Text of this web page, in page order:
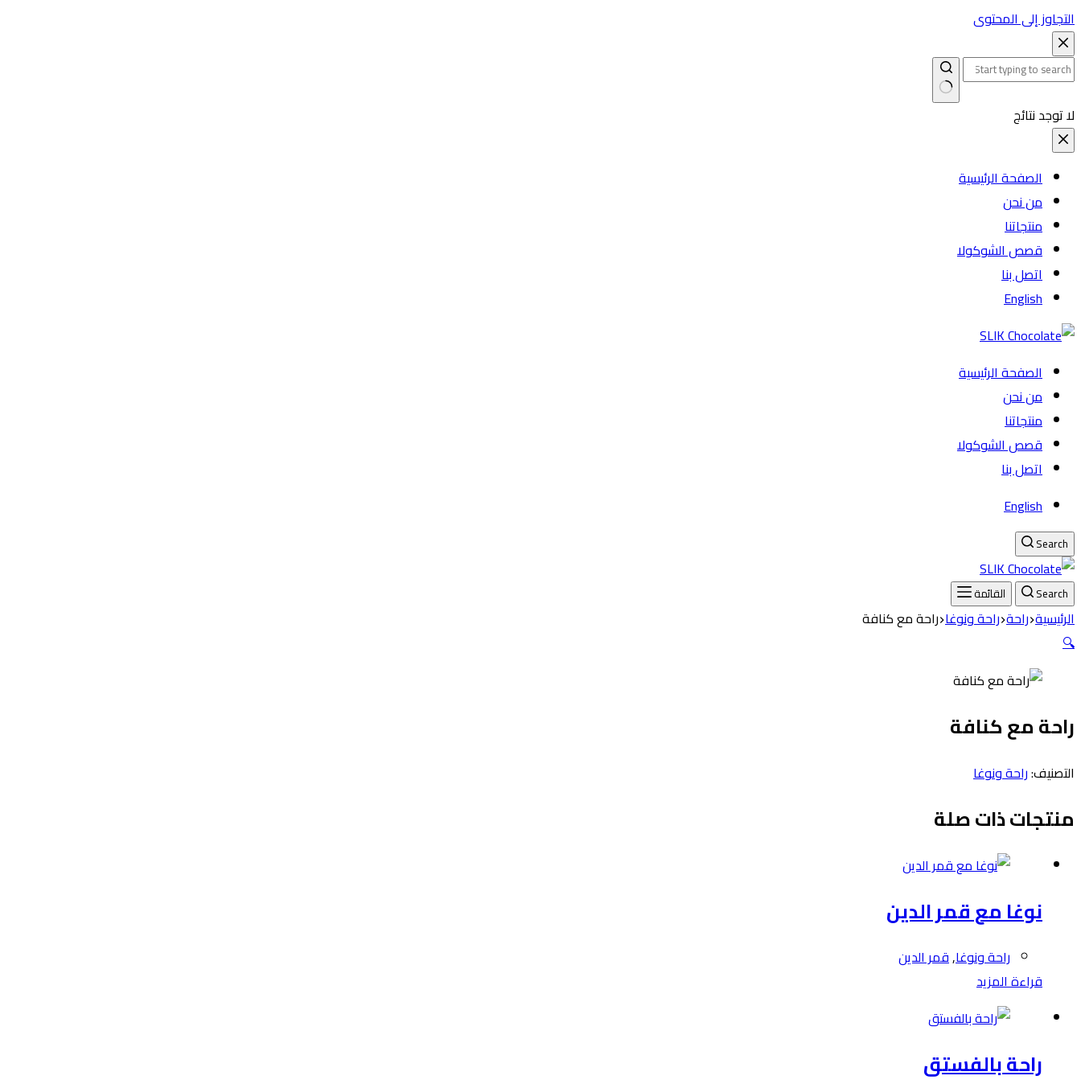
التجاوز إلى المحتوى
لا توجد نتائج
الصفحة الرئيسية
من نحن
منتجاتنا
قصص الشوكولا
اتصل بنا
English
الصفحة الرئيسية
من نحن
منتجاتنا
قصص الشوكولا
اتصل بنا
English
Search
Search القائمة
الرئيسية راحة راحة ونوغا راحة مع كنافة
🔍
راحة مع كنافة
التصنيف:راحة ونوغا
منتجات ذات صلة
نوغا مع قمر الدين
راحة ونوغا,قمر الدين
قراءة المزيد
راحة بالفستق